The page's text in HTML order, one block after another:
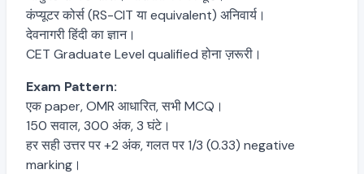
कंप्यूटर कोर्स (RS-CIT या equivalent) अनिवार्य।
देवनागरी हिंदी का ज्ञान।
CET Graduate Level qualified होना ज़रूरी।
Exam Pattern:
एक paper, OMR आधारित, सभी MCQ।
150 सवाल, 300 अंक, 3 घंटे।
हर सही उत्तर पर +2 अंक, गलत पर 1/3 (0.33) negative
marking।